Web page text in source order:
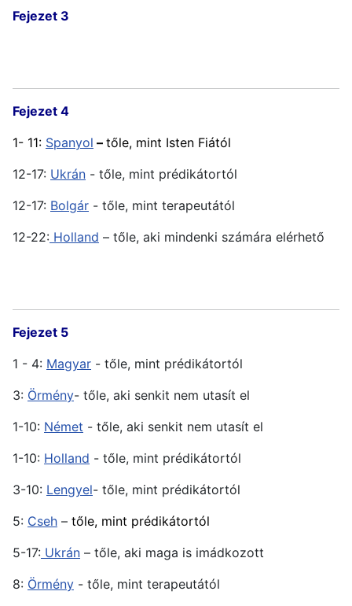
Fejezet 3
Fejezet 4
1- 11: Spanyol – tőle, mint Isten Fiától
12-17: Ukrán - tőle, mint prédikátortól
12-17: Bolgár - tőle, mint terapeutától
12-22: Holland – tőle, aki mindenki számára elérhető
Fejezet 5
1 - 4: Magyar - tőle, mint prédikátortól
3: Örmény- tőle, aki senkit nem utasít el
1-10: Német - tőle, aki senkit nem utasít el
1-10: Holland - tőle, mint prédikátortól
3-10: Lengyel- tőle, mint prédikátortól
5: Cseh – tőle, mint prédikátortól
5-17: Ukrán – tőle, aki maga is imádkozott
8: Örmény - tőle, mint terapeutától